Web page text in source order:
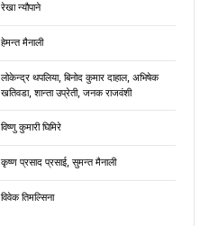
रेखा न्यौपाने
हेमन्त मैनाली
लोकेन्द्र थपलिया, बिनोद कुमार दाहाल, अभिषेक
खतिवडा, शान्ता उप्रेती, जनक राजवंशी
विष्णु कुमारी घिमिरे
कृष्ण प्रसाद प्रसाई, सुमन्त मैनाली
विवेक तिमल्सिना